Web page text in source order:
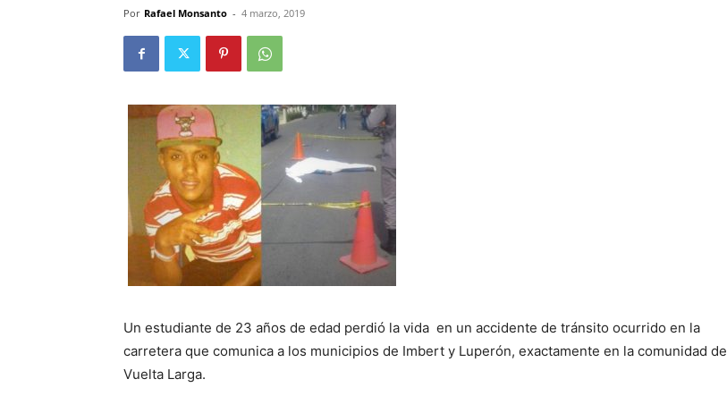
Por Rafael Monsanto - 4 marzo, 2019
Un estudiante de 23 años de edad perdió la vida en un accidente de tránsito ocurrido en la
carretera que comunica a los municipios de Imbert y Luperón, exactamente en la comunidad de
Vuelta Larga.